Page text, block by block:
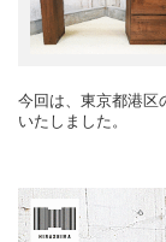
今回は、東京都港区
いたしました。